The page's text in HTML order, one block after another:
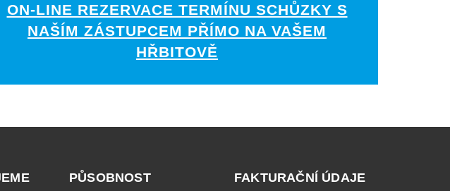
ON-LINE REZERVACE TERMÍNU SCHŮZKY S
NAŠÍM ZÁSTUPCEM PŘÍMO NA VAŠEM
HŘBITOVĚ
PŮSOBNOST FAKTURAČNÍ ÚDAJE